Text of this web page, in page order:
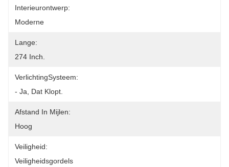
Interieurontwerp:
Moderne
Lange:
274 Inch.
VerlichtingSysteem:
- Ja, Dat Klopt.
Afstand In Mijlen:
Hoog
Veiligheid:
Veiligheidsgordels